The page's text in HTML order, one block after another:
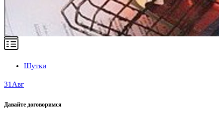
Шутки
31 Авг
Давайте договоримся